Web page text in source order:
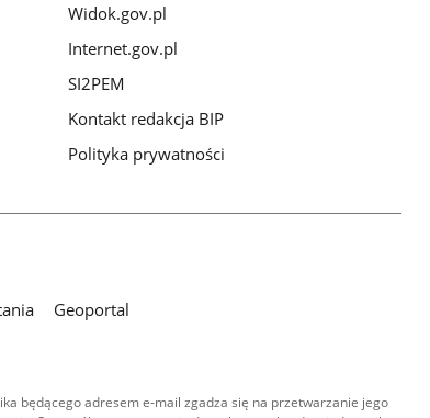
Widok.gov.pl
Internet.gov.pl
SI2PEM
Kontakt redakcja BIP
Polityka prywatności
Geoportal
będącego adresem e-mail zgadza się na przetwarzanie jego